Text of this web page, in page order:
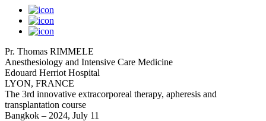
Pr. Thomas RIMMELE
Anesthesiology and Intensive Care Medicine
Edouard Herriot Hospital
LYON, FRANCE
The 3rd innovative extracorporeal therapy, apheresis and
transplantation course
Bangkok – 2024, July 11